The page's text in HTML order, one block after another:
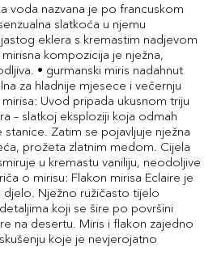
voda nazvana je po francuskom
slatkoća u njemu
eklera s kremastim nadjevom
kompozicija je nježna,
• gurmanski miris nadahnut
za hladnije mjesece i večernju
Uvod pripada ukusnom triju
– slatkoj eksploziji koja odmah
Zatim se pojavljuje nježna
prožeta zlatnim medom. Cijela
u kremastu vaniliju, neodoljive
o mirisu: Flakon mirisa Eclaire je
Nježno ružičasto tijelo
koji se šire po površini
na desertu. Miris i flakon zajedno
koje je nevjerojatno